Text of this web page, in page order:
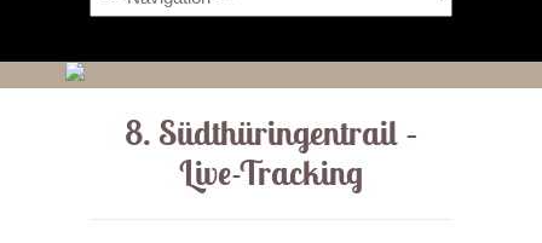
8. Südthüringentrail –
Live-Tracking